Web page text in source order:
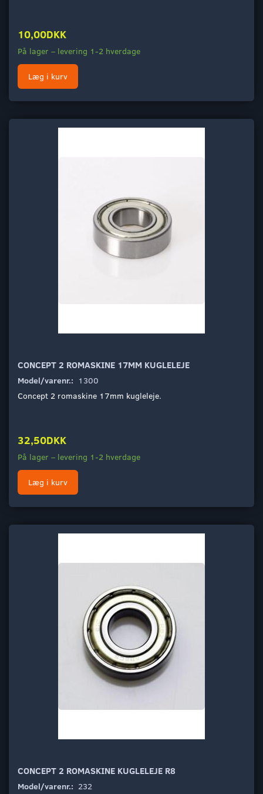
10,00DKK
På lager – levering 1-2 hverdage
Læg i kurv
CONCEPT 2 ROMASKINE 17MM KUGLELEJE
Model/varenr.: 1300
Concept 2 romaskine 17mm kugleleje.
32,50DKK
På lager – levering 1-2 hverdage
Læg i kurv
CONCEPT 2 ROMASKINE KUGLELEJE R8
Model/varenr.: 232